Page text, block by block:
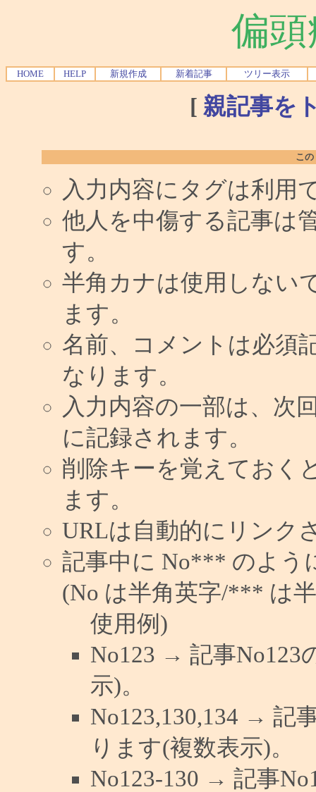
偏
HOME HELP 新規作成 新着記事 ツリー表示
[ 親記事を
こ
入力内容にタグは利用
他人を中傷する記事は
す。
半角カナは使用しない
ます。
名前、コメントは必須
なります。
入力内容の一部は、次
に記録されます。
削除キーを覚えておく
ます。
URLは自動的にリンク
記事中に No*** のよう
(No は半角英字/*** は
使用例)
No123 → 記事No123
示)。
No123,130,134 → 記
ります(複数表示)。
No123-130 → 記事